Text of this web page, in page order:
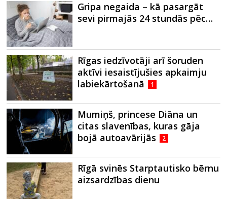
Gripa negaida – kā pasargāt
sevi pirmajās 24 stundās pēc…
Rīgas iedzīvotāji arī šoruden
aktīvi iesaistījušies apkaimju
labiekārtošanā
1
Mumiņš, princese Diāna un
citas slavenības, kuras gāja
bojā autoavārijās
2
Rīgā svinēs Starptautisko bērnu
aizsardzības dienu